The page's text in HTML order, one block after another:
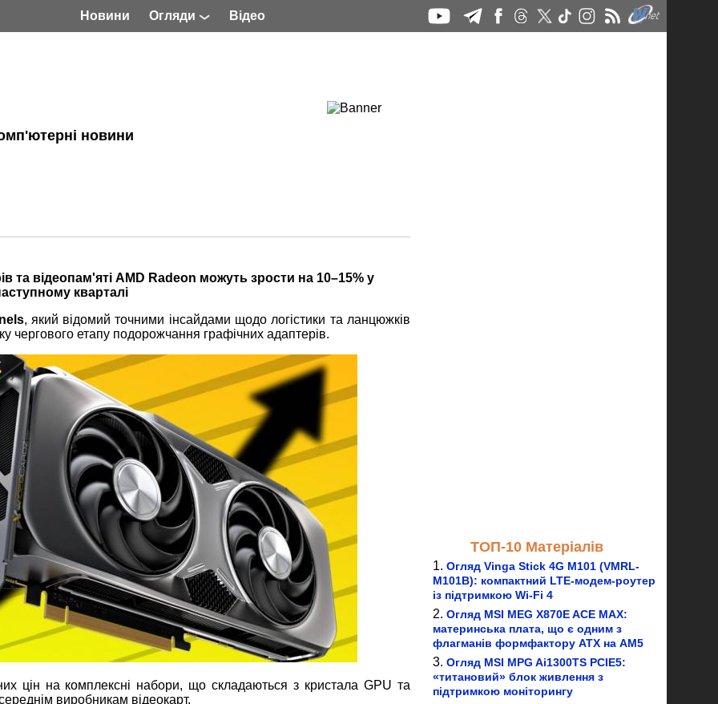
Новини Огляди Відео
новини
та відеопам'яті AMD Radeon можуть зрости на 10–15% у
кварталі
, який відомий точними інсайдами щодо логістики та ланцюжків
чергового етапу подорожчання графічних адаптерів.
цін на комплексні набори, що складаються з кристала GPU та
виробникам відеокарт.
ТОП-10 Матеріалів
Огляд Vinga Stick 4G M101 (VMRL-
M101B): компактний LTE-модем-роутер
із підтримкою Wi-Fi 4
Огляд MSI MEG X870E ACE MAX:
материнська плата, що є одним з
флагманів формфактору ATX на AM5
Огляд MSI MPG Ai1300TS PCIE5:
«титановий» блок живлення з
підтримкою моніторингу